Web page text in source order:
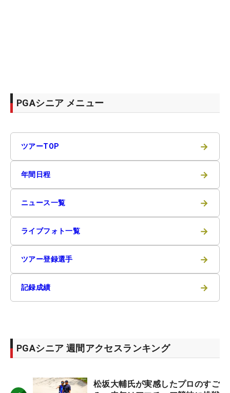
PGAシニア メニュー
ツアーTOP →
年間日程 →
ニュース一覧 →
ライブフォト一覧 →
ツアー登録選手 →
記録成績 →
PGAシニア 週間アクセスランキング
松坂大輔氏が実感したプロのすご